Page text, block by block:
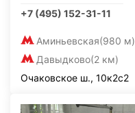
+7 (495) 152-31-11
Аминьевская(980 м)
Давыдково(2 км)
Очаковское ш., 10к2с2